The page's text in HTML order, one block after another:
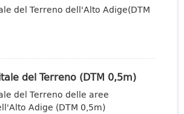
del Terreno dell'Alto Adige(DTM
del Terreno (DTM 0,5m)
del Terreno delle aree
Adige (DTM 0,5m)